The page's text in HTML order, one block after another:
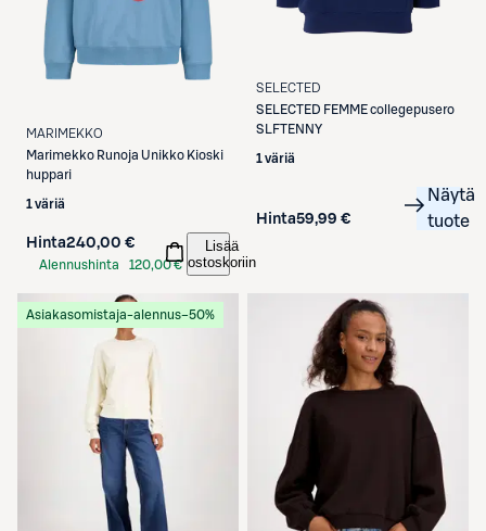
MARIMEKKO
Marimekko Runoja Unikko Kioski
huppari
1 väriä
Hinta240,00 €
Alennushinta
120,00 €
Lisää
ostoskoriin
SELECTED
SELECTED FEMME collegepusero
SLFTENNY
1 väriä
Hinta59,99 €
Näytä
tuote
Asiakasomistaja-alennus−50%